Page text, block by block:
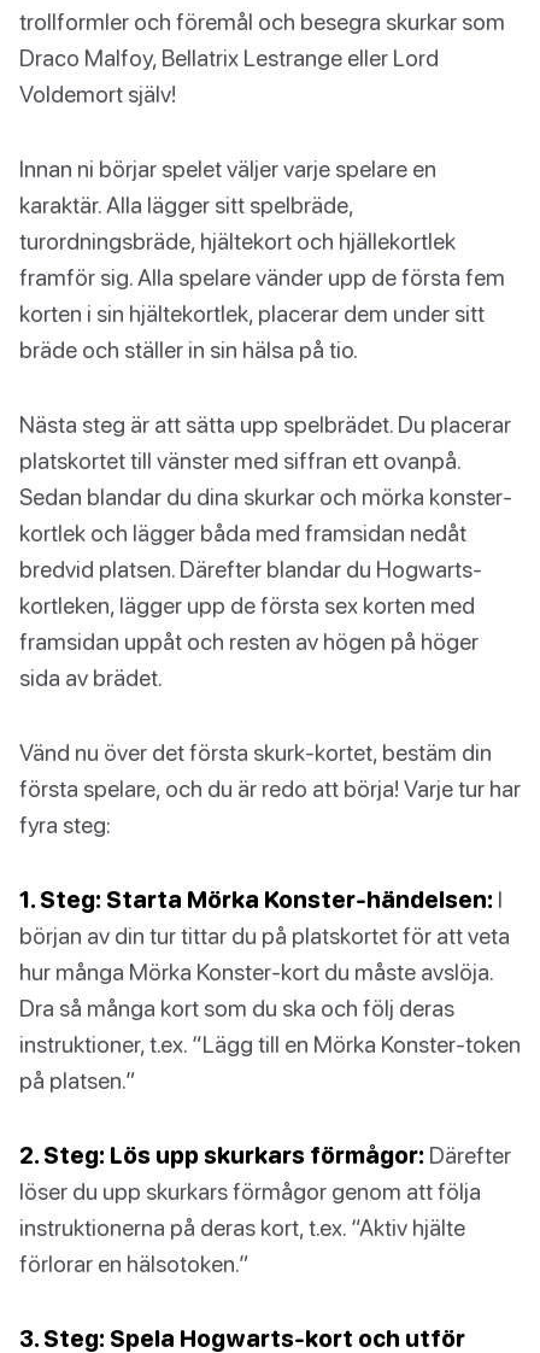
trollformler och föremål och besegra skurkar som
Draco Malfoy, Bellatrix Lestrange eller Lord
Voldemort själv!
Innan ni börjar spelet väljer varje spelare en
karaktär. Alla lägger sitt spelbräde,
turordningsbräde, hjältekort och hjällekortlek
framför sig. Alla spelare vänder upp de första fem
korten i sin hjältekortlek, placerar dem under sitt
bräde och ställer in sin hälsa på tio.
Nästa steg är att sätta upp spelbrädet. Du placerar
platskortet till vänster med siffran ett ovanpå.
Sedan blandar du dina skurkar och mörka konster-
kortlek och lägger båda med framsidan nedåt
bredvid platsen. Därefter blandar du Hogwarts-
kortleken, lägger upp de första sex korten med
framsidan uppåt och resten av högen på höger
sida av brädet.
Vänd nu över det första skurk-kortet, bestäm din
första spelare, och du är redo att börja! Varje tur har
fyra steg:
1. Steg: Starta Mörka Konster-händelsen: I
början av din tur tittar du på platskortet för att veta
hur många Mörka Konster-kort du måste avslöja.
Dra så många kort som du ska och följ deras
instruktioner, t.ex. “Lägg till en Mörka Konster-token
på platsen.”
2. Steg: Lös upp skurkars förmågor: Därefter
löser du upp skurkars förmågor genom att följa
instruktionerna på deras kort, t.ex. “Aktiv hjälte
förlorar en hälsotoken.”
3. Steg: Spela Hogwarts-kort och utför